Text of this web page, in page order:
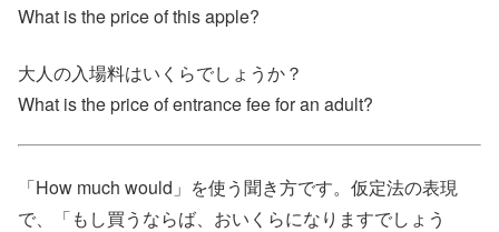
What is the price of this apple?
大人の入場料はいくらでしょうか？
What is the price of entrance fee for an adult?
「How much would」を使う聞き方です。仮定法の表現
で、「もし買うならば、おいくらになりますでしょう